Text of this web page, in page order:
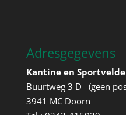
Adresgegevens
Kantine en
Buurtweg 3 D (geen
3941 MC Doorn